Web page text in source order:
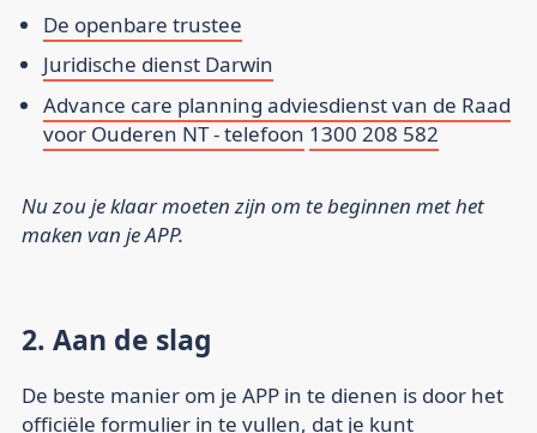
De openbare trustee
Juridische dienst Darwin
Advance care planning adviesdienst van de Raad
voor Ouderen NT - telefoon 1300 208 582
Nu zou je klaar moeten zijn om te beginnen met het
maken van je APP.
2. Aan de slag
De beste manier om je APP in te dienen is door het
officiële formulier in te vullen, dat je kunt